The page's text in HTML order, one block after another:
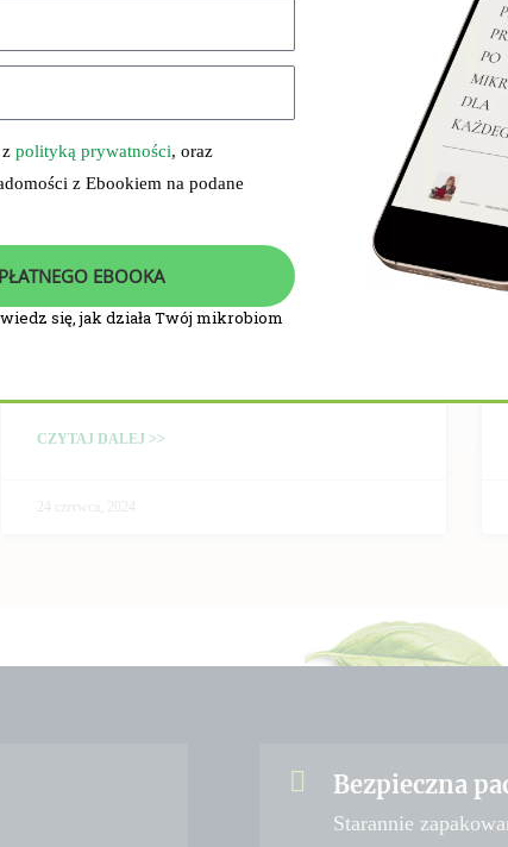
UNCATEGORIZED
PRZEBIEG I WYNIKI
CZYTAJ DALEJ >>
24 czerwca, 2024
Bezpieczna
Starannie
polityką prywatności, oraz
z Ebookiem na podane
EBOOKA
się, jak działa Twój mikrobiom